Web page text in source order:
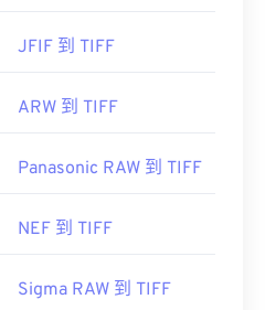
JFIF 到 TIFF
ARW 到 TIFF
Panasonic RAW 到 TIFF
NEF 到 TIFF
Sigma RAW 到 TIFF